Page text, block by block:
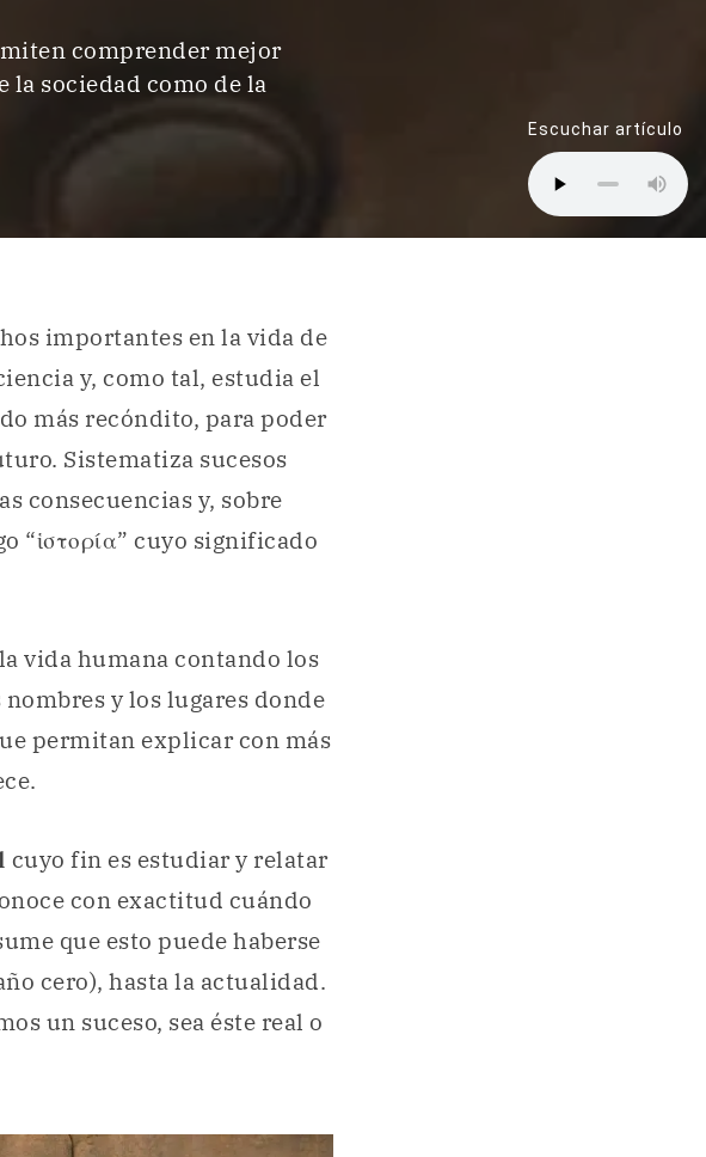
comprender mejor
sociedad como de la
Escuchar artículo
importantes en la vida de
y, como tal, estudia el
más recóndito, para poder
Sistematiza sucesos
consecuencias y, sobre
“ἱστορία” cuyo significado
vida humana contando los
y los lugares donde
permitan explicar con más
cuyo fin es estudiar y relatar
con exactitud cuándo
que esto puede haberse
cero), hasta la actualidad.
un suceso, sea éste real o